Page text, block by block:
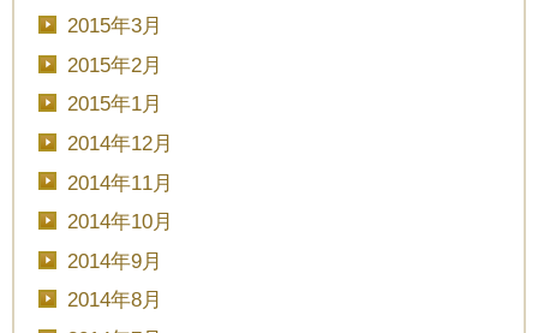
2015年3月
2015年2月
2015年1月
2014年12月
2014年11月
2014年10月
2014年9月
2014年8月